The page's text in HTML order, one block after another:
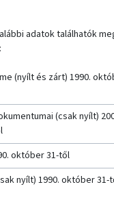
adatok találhatók
(nyílt és zárt) 1990.
(csak nyílt)
október 31-től
nyílt) 1990. október 31-